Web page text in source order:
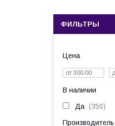
ФИЛЬТРЫ
Цена
В наличии
Да 350
Производитель